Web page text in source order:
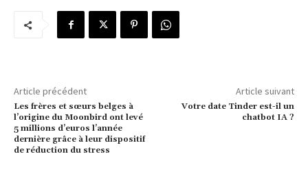
Article précédent
Les frères et sœurs belges à
l’origine du Moonbird ont levé
5 millions d’euros l’année
dernière grâce à leur dispositif
de réduction du stress
Article suivant
Votre date Tinder est-il un
chatbot IA ?